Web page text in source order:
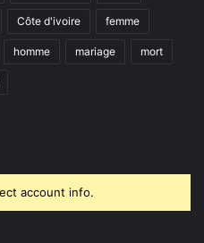
Côte d'ivoire femme
homme mariage mort
account info.